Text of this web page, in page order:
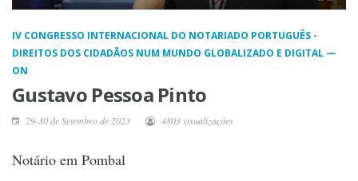
IV CONGRESSO INTERNACIONAL DO NOTARIADO PORTUGUÊS -
DIREITOS DOS CIDADÃOS NUM MUNDO GLOBALIZADO E DIGITAL —
ON
Gustavo Pessoa Pinto
29-30 de Setembro de 2023 4803 visualizações
Notário em Pombal